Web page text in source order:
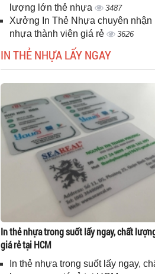
lượng lớn thẻ nhựa
3487
Xưởng In Thẻ Nhựa chuyên nhận
nhựa thành viên giá rẻ
3626
IN THẺ NHỰA LẤY NGAY
In thẻ nhựa trong suốt lấy ngay, chất
giá rẻ tại HCM
In thẻ nhựa trong suốt lấy ngay,